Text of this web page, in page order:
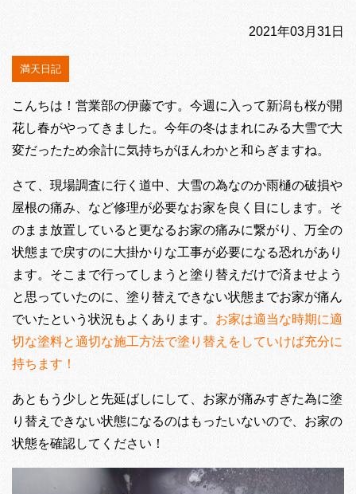
2021年03月31日
満天日記
こんちは！営業部の伊藤です。今週に入って新潟も桜が開
花し春がやってきました。今年の冬はまれにみる大雪で大
変だったため余計に気持ちがほんわかと和らぎますね。
さて、現場調査に行く道中、大雪の為なのか雨樋の破損や
屋根の痛み、など修理が必要なお家を良く目にします。そ
のまま放置していると更なるお家の痛みに繋がり、万全の
状態まで戻すのに大掛かりな工事が必要になる恐れがあり
ます。そこまで行ってしまうと塗り替えだけで済ませよう
と思っていたのに、塗り替えできない状態までお家が痛ん
でいたという状況もよくあります。 お家は適当な時期に適
切な塗料と適切な施工方法で塗り替えをしていけば充分に
持ちます！
あともう少しと先延ばしにして、お家が痛みすぎた為に塗
り替えできない状態になるのはもったいないので、お家の
状態を確認してください！